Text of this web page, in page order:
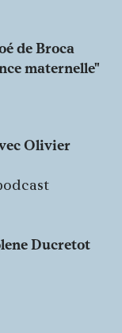
de Broca
maternelle"
Olivier
Ducretot